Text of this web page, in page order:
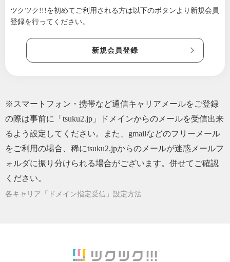
ツクツク!!!を初めてご利用される方は 以下のボタンより新規会員
登録を行ってください。
新規会員登録
※スマートフォン・携帯など通信キャリアメールをご登録
の際は事前に「tsuku2.jp」ドメインからのメールを受信出来
るよう設定してください。また、gmailなどのフリーメール
をご利用の場合、稀にtsuku2.jpからのメールが迷惑メールフ
ォルダに振り分けられる場合がございます。併せてご確認
ください。
各キャリア「ドメイン指定受信」設定方法